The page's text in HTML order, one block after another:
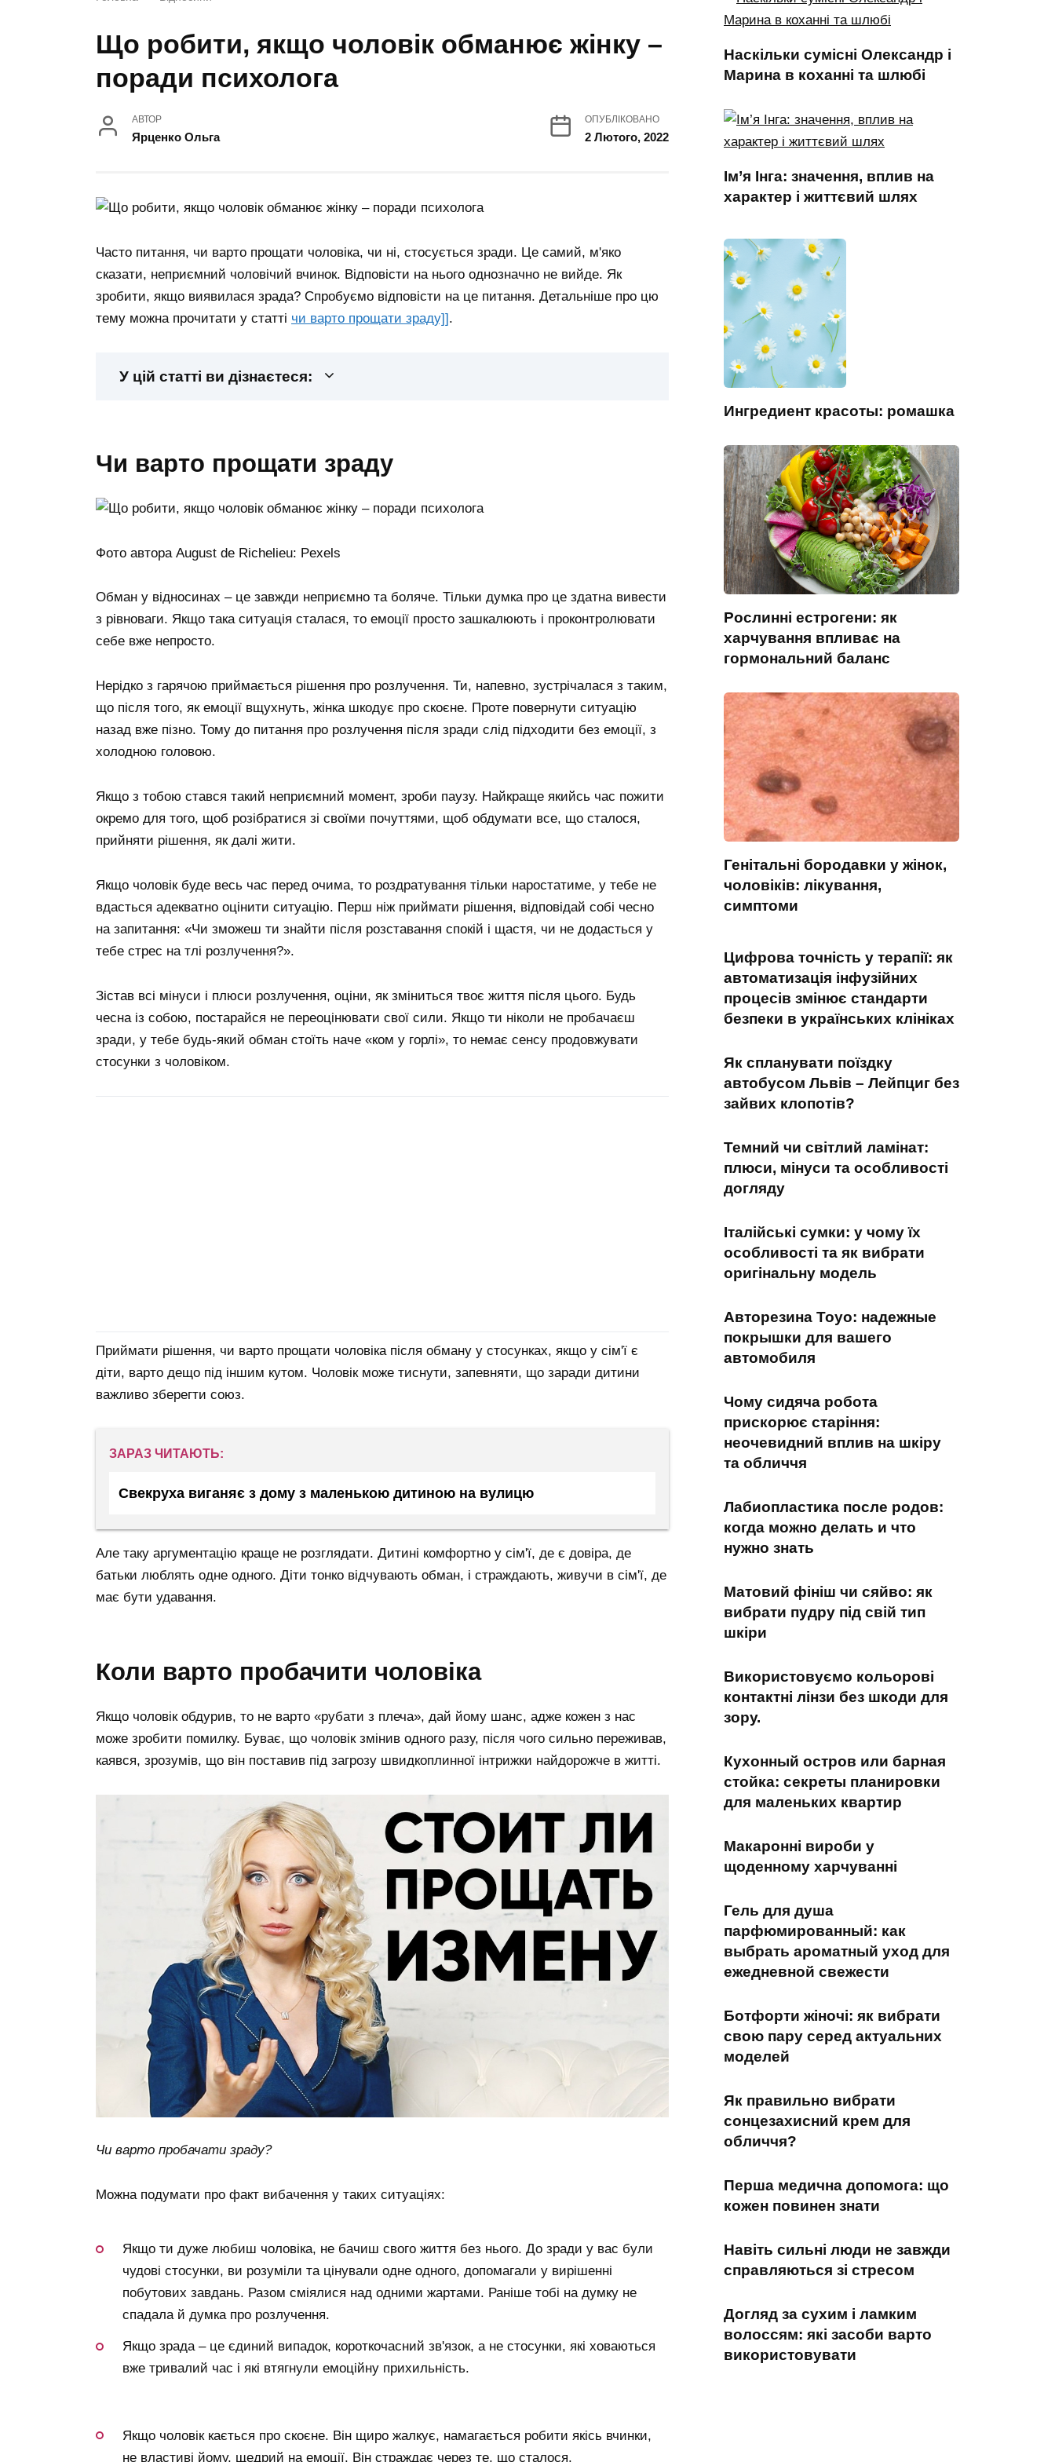
Що робити, якщо чоловік обманює жінку –
поради психолога
АВТОР
Ярценко Ольга
ОПУБЛІКОВАНО
2 Лютого, 2022
Часто питання, чи варто прощати чоловіка, чи ні, стосується зради. Це самий, м'яко
сказати, неприємний чоловічий вчинок. Відповісти на нього однозначно не вийде. Як
зробити, якщо виявилася зрада? Спробуємо відповісти на це питання. Детальніше про цю
тему можна прочитати у статті чи варто прощати зраду]].
У цій статті ви дізнаєтеся:
чи варто прощати зраду
Фото автора August de Richelieu: Pexels
Обман у відносинах – це завжди неприємно та боляче. Тільки думка про це здатна вивести
з рівноваги. Якщо така ситуація сталася, то емоції просто зашкалюють і проконтролювати
себе вже непросто.
Нерідко з гарячою приймається рішення про розлучення. Ти, напевно, зустрічалася з таким,
що після того, як емоції вщухнуть, жінка шкодує про скоєне. Проте повернути ситуацію
назад вже пізно. Тому до питання про розлучення після зради слід підходити без емоції, з
холодною головою.
Якщо з тобою стався такий неприємний момент, зроби паузу. Найкраще якийсь час пожити
окремо для того, щоб розібратися зі своїми почуттями, щоб обдумати все, що сталося,
прийняти рішення, як далі жити.
Якщо чоловік буде весь час перед очима, то роздратування тільки наростатиме, у тебе не
вдасться адекватно оцінити ситуацію. Перш ніж приймати рішення, відповідай собі чесно
на запитання: «Чи зможеш ти знайти після розставання спокій і щастя, чи не додасться у
тебе стрес на тлі розлучення?».
Зістав всі мінуси і плюси розлучення, оціни, як зміниться твоє життя після цього. Будь
чесна із собою, постарайся не переоцінювати свої сили. Якщо ти ніколи не пробачаєш
зради, у тебе будь-який обман стоїть наче «ком у горлі», то немає сенсу продовжувати
стосунки з чоловіком.
Приймати рішення, чи варто прощати чоловіка після обману у стосунках, якщо у сім'ї є
діти, варто дещо під іншим кутом. Чоловік може тиснути, запевняти, що заради дитини
важливо зберегти союз.
ЗАРАЗ ЧИТАЮТЬ:
Свекруха виганяє з дому з маленькою дитиною на вулицю
Але таку аргументацію краще не розглядати. Дитині комфортно у сім'ї, де є довіра, де
батьки люблять одне одного. Діти тонко відчувають обман, і страждають, живучи в сім'ї, де
має бути удавання.
коли варто пробачити чоловіка
Якщо чоловік обдурив, то не варто «рубати з плеча», дай йому шанс, адже кожен з нас
може зробити помилку. Буває, що чоловік змінив одного разу, після чого сильно переживав,
каявся, зрозумів, що він поставив під загрозу швидкоплинної інтрижки найдорожче в житті.
Чи варто пробачати зраду?
Можна подумати про факт вибачення у таких ситуаціях:
Якщо ти дуже любиш чоловіка, не бачиш свого життя без нього. До зради у вас були
чудові стосунки, ви розуміли та цінували одне одного, допомагали у вирішенні
побутових завдань. Разом сміялися над одними жартами. Раніше тобі на думку не
спадала й думка про розлучення.
Якщо зрада – це єдиний випадок, короткочасний зв'язок, а не стосунки, які ховаються
вже тривалий час і які втягнули емоційну прихильність.
Якщо чоловік кається про скоєне. Він щиро жалкує, намагається робити якісь вчинки,
не властиві йому, щедрий на емоції. Він страждає через те, що сталося.
Наскільки сумісні Олександр і
Марина в коханні та шлюбі
Ім’я Інга: значення, вплив на
характер і життєвий шлях
Ингредиент красоты: ромашка
Рослинні естрогени: як
харчування впливає на
гормональний баланс
Генітальні бородавки у жінок,
чоловіків: лікування,
симптоми
Цифрова точність у терапії: як
автоматизація інфузійних
процесів змінює стандарти
безпеки в українських клініках
Як спланувати поїздку
автобусом Львів – Лейпциг без
зайвих клопотів?
Темний чи світлий ламінат:
плюси, мінуси та особливості
догляду
Італійські сумки: у чому їх
особливості та як вибрати
оригінальну модель
Авторезина Toyo: надежные
покрышки для вашего
автомобиля
Чому сидяча робота
прискорює старіння:
неочевидний вплив на шкіру
та обличчя
Лабиопластика после родов:
когда можно делать и что
нужно знать
Матовий фініш чи сяйво: як
вибрати пудру під свій тип
шкіри
Використовуємо кольорові
контактні лінзи без шкоди для
зору.
Кухонный остров или барная
стойка: секреты планировки
для маленьких квартир
Макаронні вироби у
щоденному харчуванні
Гель для душа
парфюмированный: как
выбрать ароматный уход для
ежедневной свежести
Ботфорти жіночі: як вибрати
свою пару серед актуальних
моделей
Як правильно вибрати
сонцезахисний крем для
обличчя?
Перша медична допомога: що
кожен повинен знати
Навіть сильні люди не завжди
справляються зі стресом
Догляд за сухим і ламким
волоссям: які засоби варто
використовувати